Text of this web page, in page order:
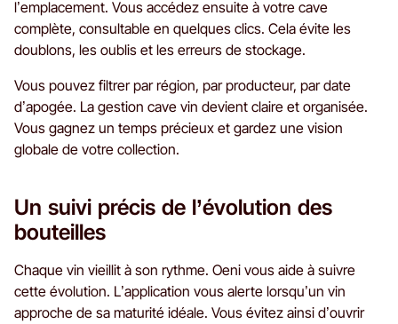
l’emplacement. Vous accédez ensuite à votre cave
complète, consultable en quelques clics. Cela évite les
doublons, les oublis et les erreurs de stockage.
Vous pouvez filtrer par région, par producteur, par date
d’apogée. La gestion cave vin devient claire et organisée.
Vous gagnez un temps précieux et gardez une vision
globale de votre collection.
Un suivi précis de l’évolution des
bouteilles
Chaque vin vieillit à son rythme. Oeni vous aide à suivre
cette évolution. L’application vous alerte lorsqu’un vin
approche de sa maturité idéale. Vous évitez ainsi d’ouvrir